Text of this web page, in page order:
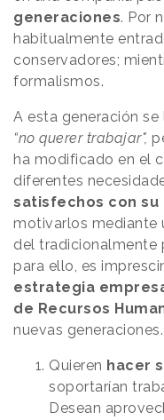
generaciones. Por
habitualmente
conservadores;
formalismos.
A esta generación
“no querer trabajar",
ha modificado en el
diferentes
satisfechos con su
motivarlos mediante
del tradicionalmente
para ello, es
estrategia
de Recursos
nuevas generaciones.
Quieren hacer
soportarían
Desean